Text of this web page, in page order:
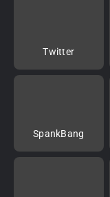
Twitter
SpankBang